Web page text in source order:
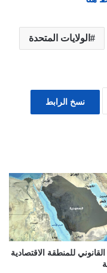
الولايات المتحدة
نسخ الرابط
القانوني للمنطقة الاقتصادية